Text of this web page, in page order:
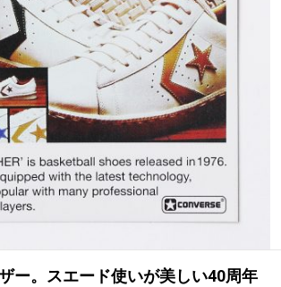
#FOCUS IT #AH.H
#FASHION #MUSIC #MOVIE
#SNEAKER #OUTDOOR
#HANDSOME HANDBOOK
ー。スエード使いが美しい40周年